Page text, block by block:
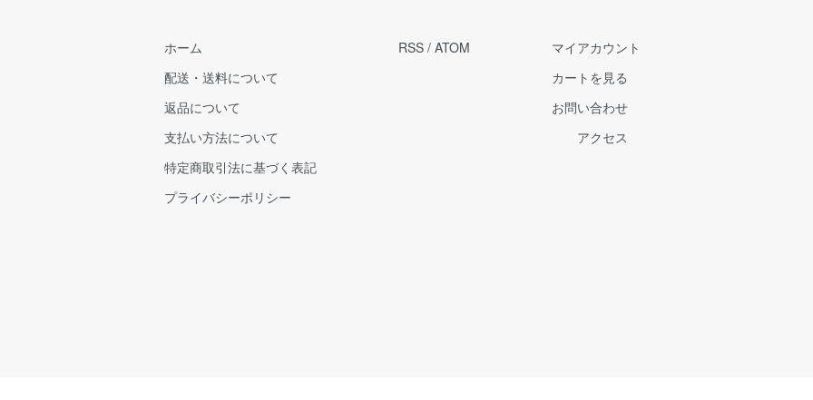
ホーム
配送・送料について
返品について
支払い方法について
特定商取引法に基づく表記
プライバシーポリシー
RSS / ATOM
マイアカウント
カートを見る
お問い合わせ
アクセス